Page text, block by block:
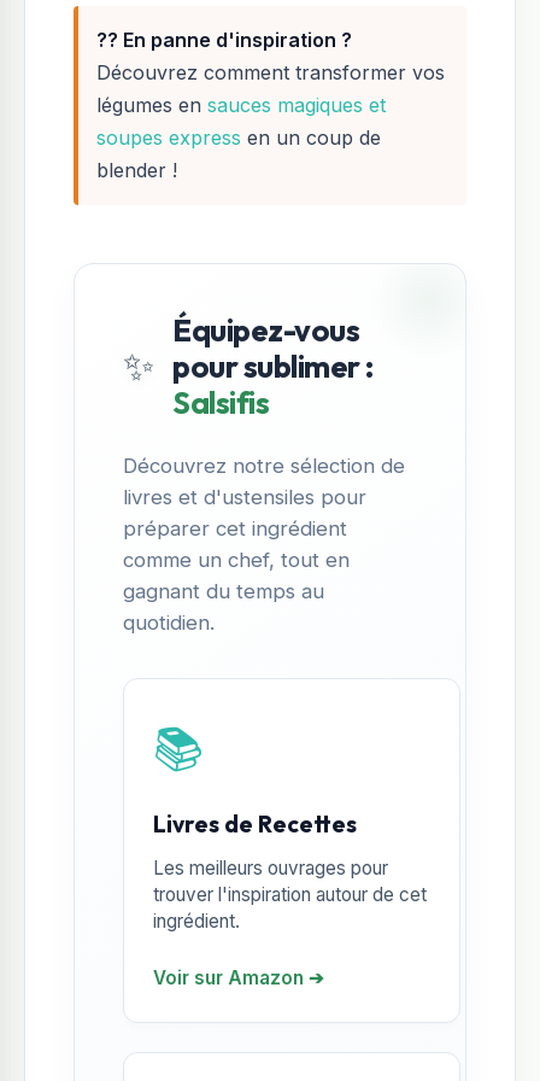
?? En panne d'inspiration ?
Découvrez comment transformer vos
légumes en sauces magiques et
soupes express en un coup de
blender !
✨
Équipez-vous
pour sublimer :
Salsifis
Découvrez notre sélection de
livres et d'ustensiles pour
préparer cet ingrédient
comme un chef, tout en
gagnant du temps au
quotidien.
📚
Livres de Recettes
Les meilleurs ouvrages pour
trouver l'inspiration autour de cet
ingrédient.
Voir sur Amazon ➔